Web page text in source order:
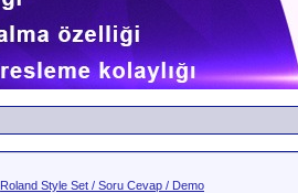
Roland Style Set / Soru Cevap / Demo